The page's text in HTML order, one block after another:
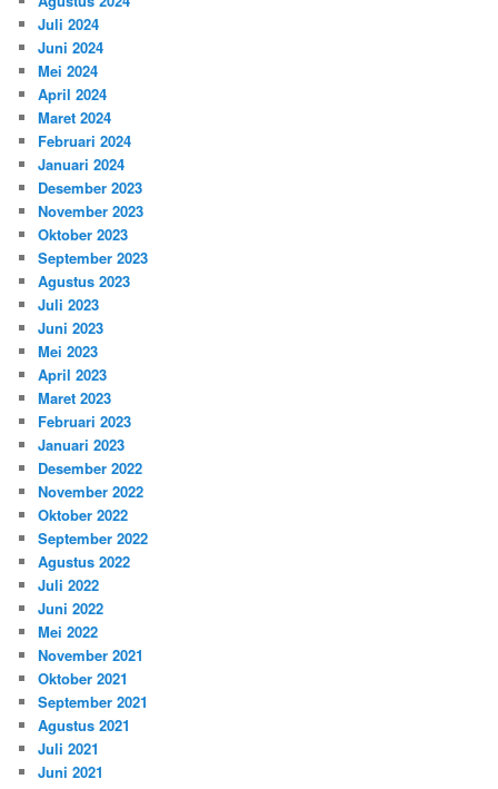
Juli 2024
Juni 2024
Mei 2024
April 2024
Maret 2024
Februari 2024
Januari 2024
Desember 2023
November 2023
Oktober 2023
September 2023
Agustus 2023
Juli 2023
Juni 2023
Mei 2023
April 2023
Maret 2023
Februari 2023
Januari 2023
Desember 2022
November 2022
Oktober 2022
September 2022
Agustus 2022
Juli 2022
Juni 2022
Mei 2022
November 2021
Oktober 2021
September 2021
Agustus 2021
Juli 2021
Juni 2021